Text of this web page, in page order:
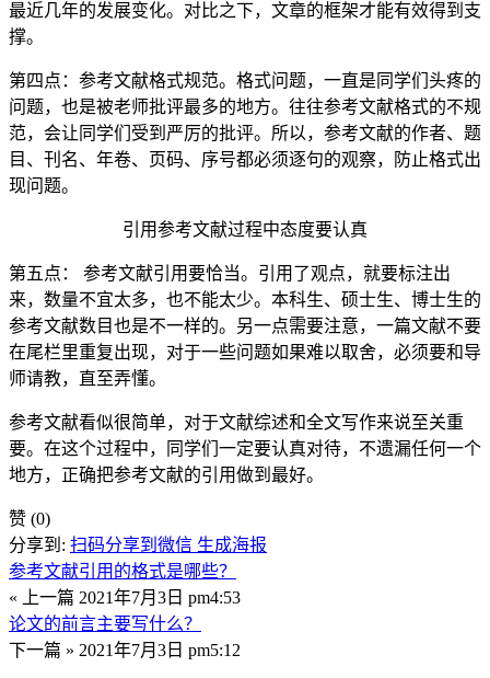
最近几年的发展变化。对比之下，文章的框架才能有效得到支
撑。
第四点：参考文献格式规范。格式问题，一直是同学们头疼的
问题，也是被老师批评最多的地方。往往参考文献格式的不规
范，会让同学们受到严厉的批评。所以，参考文献的作者、题
目、刊名、年卷、页码、序号都必须逐句的观察，防止格式出
现问题。
引用参考文献过程中态度要认真
第五点： 参考文献引用要恰当。引用了观点，就要标注出
来，数量不宜太多，也不能太少。本科生、硕士生、博士生的
参考文献数目也是不一样的。另一点需要注意，一篇文献不要
在尾栏里重复出现，对于一些问题如果难以取舍，必须要和导
师请教，直至弄懂。
参考文献看似很简单，对于文献综述和全文写作来说至关重
要。在这个过程中，同学们一定要认真对待，不遗漏任何一个
地方，正确把参考文献的引用做到最好。
赞 (0)
分享到: 扫码分享到微信 生成海报
参考文献引用的格式是哪些？
« 上一篇 2021年7月3日 pm4:53
论文的前言主要写什么？
下一篇 » 2021年7月3日 pm5:12